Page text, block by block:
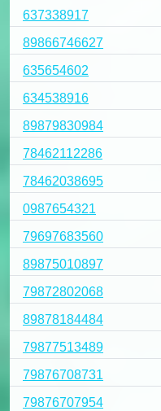
637338917
89866746627
635654602
634538916
89879830984
78462112286
78462038695
0987654321
79697683560
89875010897
79872802068
89878184484
79877513489
79876708731
79876707954